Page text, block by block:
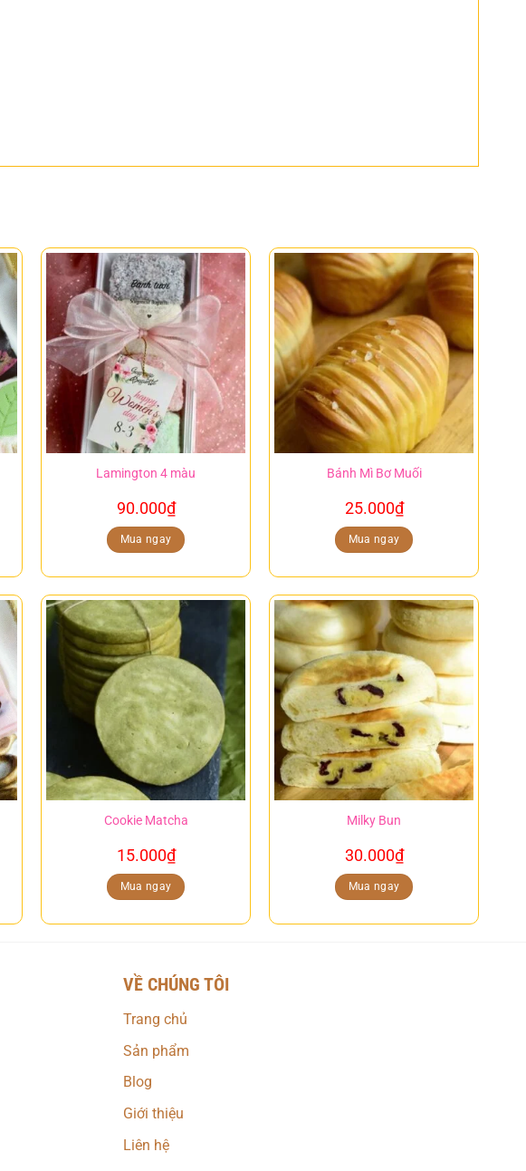
Lamington 4 màu
90.000₫
Mua ngay
Bánh Mì Bơ Muối
25.000₫
Mua ngay
Cookie Matcha
15.000₫
Mua ngay
Milky Bun
30.000₫
Mua ngay
VỀ CHÚNG TÔI
Trang chủ
Sản phẩm
Blog
Giới thiệu
Liên hệ